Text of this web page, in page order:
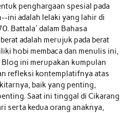
penghargaan spesial pada
ini adalah lelaki yang lahir di
Battala' dalam Bahasa
adalah merujuk pada berat
hobi membaca dan menulis ini,
ini merupakan kumpulan
refleksi kontemplatifnya atas
baik yang penting,
Saat ini tinggal di Cikarang
serta kedua orang anaknya,